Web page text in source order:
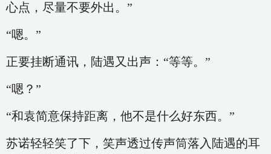
心点，尽量不要外出。”
“嗯。”
正要挂断通讯，陆遇又出声：“等等。”
“嗯？”
“和袁简意保持距离，他不是什么好东西。”
苏诺轻轻笑了下，笑声透过传声筒落入陆遇的耳